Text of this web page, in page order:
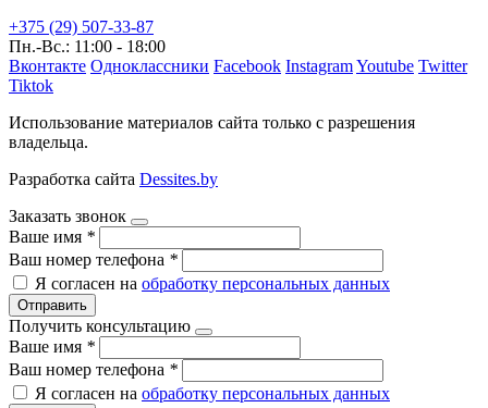
+375 (29) 507-33-87
Пн.-Вс.: 11:00 - 18:00
Вконтакте Одноклассники Facebook InstagramYoutube Twitter
Tiktok
Использование материалов сайта только с разрешения
владельца.
Разработка сайта Dessites.by
Заказать звонок
Ваше имя *
Ваш номер телефона *
Я согласен на обработку персональных данных
Отправить
Получить консультацию
Ваше имя *
Ваш номер телефона *
Я согласен на обработку персональных данных